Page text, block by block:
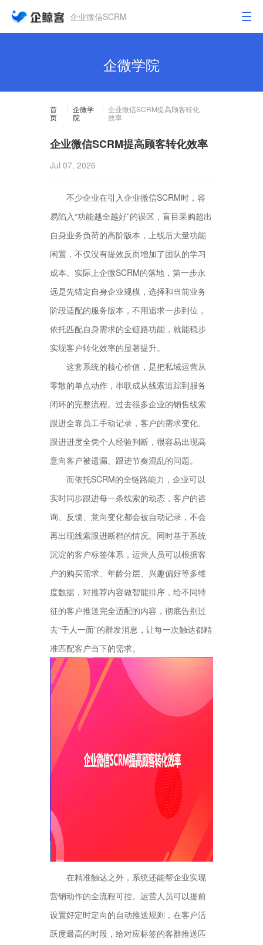
企业微信SCRM
企微学院
首
页
企微学
院
企业微信SCRM提高顾客转化
效率
企业微信SCRM提高顾客转化效率
Jul 07, 2026
不少企业在引入企业微信SCRM时，容
易陷入“功能越全越好”的误区，盲目采购超出
自身业务负荷的高阶版本，上线后大量功能
闲置，不仅没有提效反而增加了团队的学习
成本。实际上企微SCRM的落地，第一步永
远是先锚定自身企业规模，选择和当前业务
阶段适配的服务版本，不用追求一步到位，
依托匹配自身需求的全链路功能，就能稳步
实现客户转化效率的显著提升。
这套系统的核心价值，是把私域运营从
零散的单点动作，串联成从线索追踪到服务
闭环的完整流程。过去很多企业的销售线索
跟进全靠员工手动记录，客户的需求变化、
跟进进度全凭个人经验判断，很容易出现高
意向客户被遗漏、跟进节奏混乱的问题。
而依托SCRM的全链路能力，企业可以
实时同步跟进每一条线索的动态，客户的咨
询、反馈、意向变化都会被自动记录，不会
再出现线索跟进断档的情况。同时基于系统
沉淀的客户标签体系，运营人员可以根据客
户的购买需求、年龄分层、兴趣偏好等多维
度数据，对推荐内容做智能排序，给不同特
征的客户推送完全适配的内容，彻底告别过
去“千人一面”的群发消息，让每一次触达都精
准匹配客户当下的需求。
在精准触达之外，系统还能帮企业实现
营销动作的全流程可控。运营人员可以提前
设置好定时定向的自动推送规则，在客户活
跃度最高的时段，给对应标签的客群推送匹